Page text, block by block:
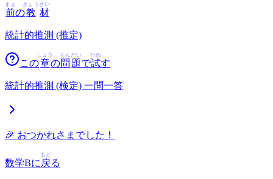
前
まえ
の教
きょう
材
ざい
統計的推測 (推定)
この章
しょう
の問
もん
題
だい
で試
ため
す
統計的推測 (検定) 一問一答
🎉 おつかれさまでした！
数学Bに 戻
もど
る